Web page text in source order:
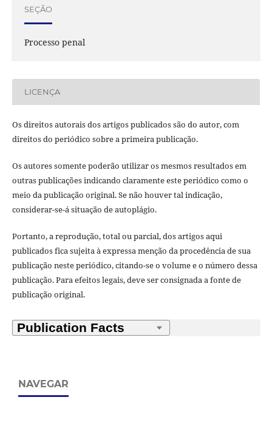
SEÇÃO
Processo penal
LICENÇA
Os direitos autorais dos artigos publicados são do autor, com
direitos do periódico sobre a primeira publicação.
Os autores somente poderão utilizar os mesmos resultados em
outras publicações indicando claramente este periódico como o
meio da publicação original. Se não houver tal indicação,
considerar-se-á situação de autoplágio.
Portanto, a reprodução, total ou parcial, dos artigos aqui
publicados fica sujeita à expressa menção da procedência de sua
publicação neste periódico, citando-se o volume e o número dessa
publicação. Para efeitos legais, deve ser consignada a fonte de
publicação original.
NAVEGAR